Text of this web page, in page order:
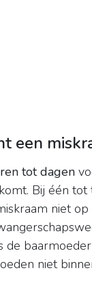
een
tot dagen
Bij één
niet
de
niet